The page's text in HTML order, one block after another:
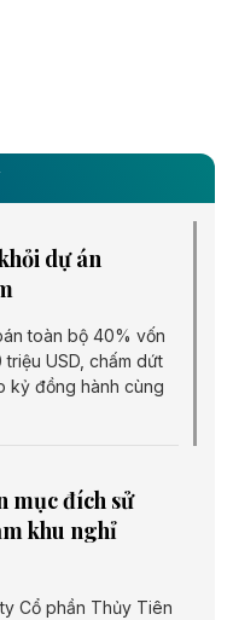
dự án
toàn bộ 40% vốn
USD, chấm dứt
kỷ đồng hành cùng
mục đích sử
khu nghỉ
Cổ phần Thủy Tiên